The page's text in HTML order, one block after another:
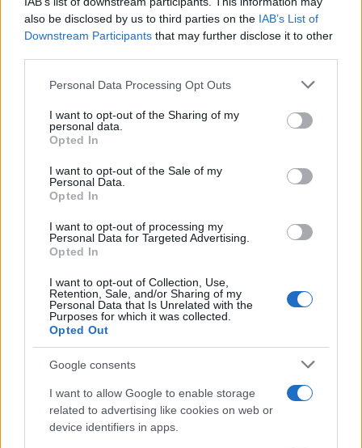
also be disclosed by us to third parties on the IAB’s List of
Downstream Participants that may further disclose it to other
Please note that this website/app uses one or more Google
not limited to your visit or usage behaviour. You may click to
grant or deny consent to Google and its third-party tags to
use your data for below specified purposes in below Google
consent section.
Personal Data Processing Opt Outs
I want to opt-out of the Sharing of my
personal data.
Opted In
I want to opt-out of the Sale of my
Personal Data.
Opted In
I want to opt-out of processing my
Personal Data for Targeted Advertising.
Opted In
I want to opt-out of Collection, Use,
Retention, Sale, and/or Sharing of my
Personal Data that Is Unrelated with the
Purposes for which it was collected.
Opted Out
Google consents
I want to allow Google to enable storage
related to advertising like cookies on web or
device identifiers in apps.
Le indagini sono solo all’inizio, ma la comunità è in
attesa di risposte chiare.Come possiamo
prevenire che simili tragedie si ripetano?La
denuncia non deve limitarsi a questo caso: è
nel sistema sanitario. Ogni vita conta, e ogni errore
deve essere chiarito per evitare che altri genitori
sperimentino un tale dolore.
Ci chiediamo se questa sia solo un’eccezione o se
stiamo assistendo a una più ampia crisi di fiducia nei
confronti del nostro sistema di salute pubblica. Come
nostro sistema sanitario se, alla fine, il prezzo che si
paga è la vita di una madre?
Furti in stazione: la
banda delle
‘forbicette’ svela
la crisi della
sicurezza pubblica
futuro degli
stabilimenti storici